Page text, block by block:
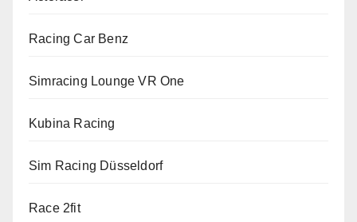
Racing Car Benz
Simracing Lounge VR One
Kubina Racing
Sim Racing Düsseldorf
Race 2fit